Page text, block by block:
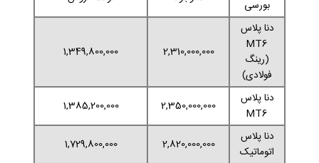
بورسی
دنا پلاس
MT6
(رینگ
فولادی)
2,310,000,000
1,349,800,000
دنا پلاس
MT6
2,350,000,000
1,385,200,000
دنا پلاس
اتوماتیک
2,820,000,000
1,729,800,000